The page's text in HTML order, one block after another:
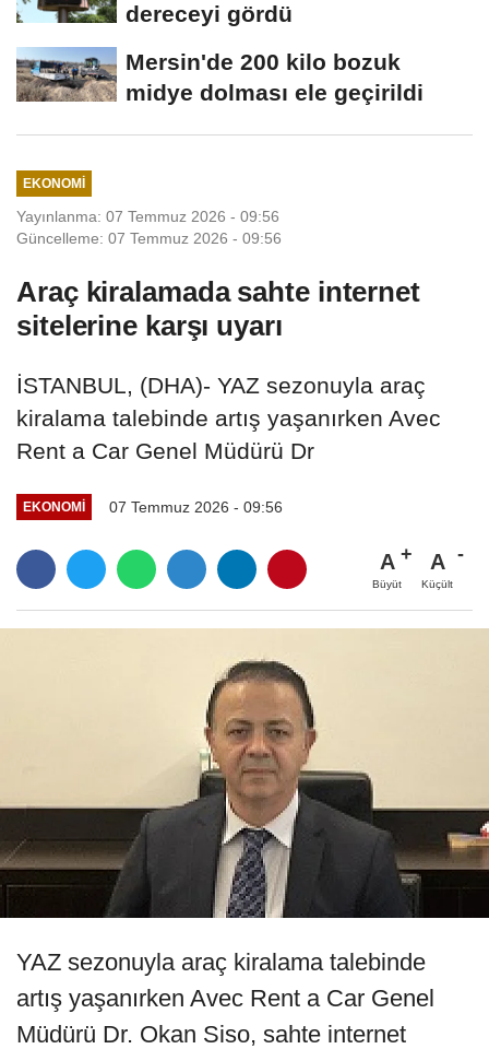
dereceyi gördü
Mersin'de 200 kilo bozuk
midye dolması ele geçirildi
EKONOMI
Yayınlanma: 07 Temmuz 2026 - 09:56
Güncelleme: 07 Temmuz 2026 - 09:56
Araç kiralamada sahte internet
sitelerine karşı uyarı
İSTANBUL, (DHA)- YAZ sezonuyla araç
kiralama talebinde artış yaşanırken Avec
Rent a Car Genel Müdürü Dr
EKONOMI 07 Temmuz 2026 - 09:56
A
Büyüt
A
Küçült
YAZ sezonuyla araç kiralama talebinde
artış yaşanırken Avec Rent a Car Genel
Müdürü Dr. Okan Siso, sahte internet